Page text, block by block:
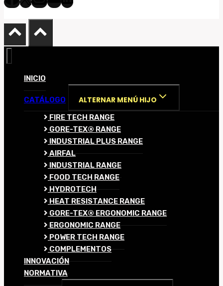
INICIO
CATÁLOGO ALTERNAR MENÚ HIJO
FIRE TECH RANGE
GORE-TEX® RANGE
INDUSTRIAL PLUS RANGE
AIRFAL
INDUSTRIAL RANGE
FOOD TECH RANGE
HYDROTECH
HEAT RESISTANCE RANGE
GORE-TEX® ERGONOMIC RANGE
ERGONOMIC RANGE
POWER TECH RANGE
COMPLEMENTOS
INNOVACIÓN
NORMATIVA